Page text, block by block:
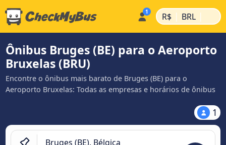
R$ | BRL |
Ônibus Bruges (BE) para o Aeroporto
Bruxelas (BRU)
Encontre o ônibus mais barato de Bruges (BE) para o
Aeroporto Bruxelas: Todas as empresas e horários de ônibus
1